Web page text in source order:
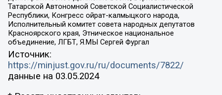
Татарской Автономной Советской Социалистической
Республики, Конгресс ойрат-калмыцкого народа,
Исполнительный комитет совета народных депутатов
Красноярского края, Этническое национальное
объединение, ЛГБТ, Я.МЫ Сергей Фургал
Источник:
https://minjust.gov.ru/ru/documents/7822/
данные на 03.05.2024